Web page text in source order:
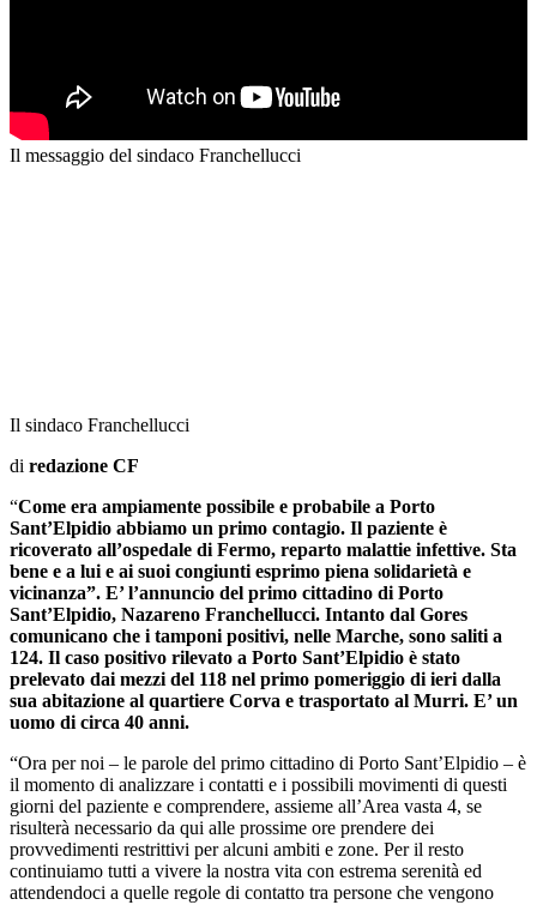
Il messaggio del sindaco Franchellucci
Il sindaco Franchellucci
di redazione CF
“Come era ampiamente possibile e probabile a Porto
Sant’Elpidio abbiamo un primo contagio. Il paziente è
ricoverato all’ospedale di Fermo, reparto malattie infettive. Sta
bene e a lui e ai suoi congiunti esprimo piena solidarietà e
vicinanza”. E’ l’annuncio del primo cittadino di Porto
Sant’Elpidio, Nazareno Franchellucci. Intanto dal Gores
comunicano che i tamponi positivi, nelle Marche, sono saliti a
124. Il caso positivo rilevato a Porto Sant’Elpidio è stato
prelevato dai mezzi del 118 nel primo pomeriggio di ieri dalla
sua abitazione al quartiere Corva e trasportato al Murri. E’ un
uomo di circa 40 anni.
“Ora per noi – le parole del primo cittadino di Porto Sant’Elpidio – è
il momento di analizzare i contatti e i possibili movimenti di questi
giorni del paziente e comprendere, assieme all’Area vasta 4, se
risulterà necessario da qui alle prossime ore prendere dei
provvedimenti restrittivi per alcuni ambiti e zone. Per il resto
continuiamo tutti a vivere la nostra vita con estrema serenità ed
attendendoci a quelle regole di contatto tra persone che vengono